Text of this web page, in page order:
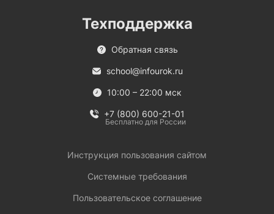
Техподдержка
Обратная связь
school@infourok.ru
10:00 – 22:00 мск
+7 (800) 600-21-01
Бесплатно для России
Инструкция пользования сайтом
Системные требования
Пользовательское соглашение